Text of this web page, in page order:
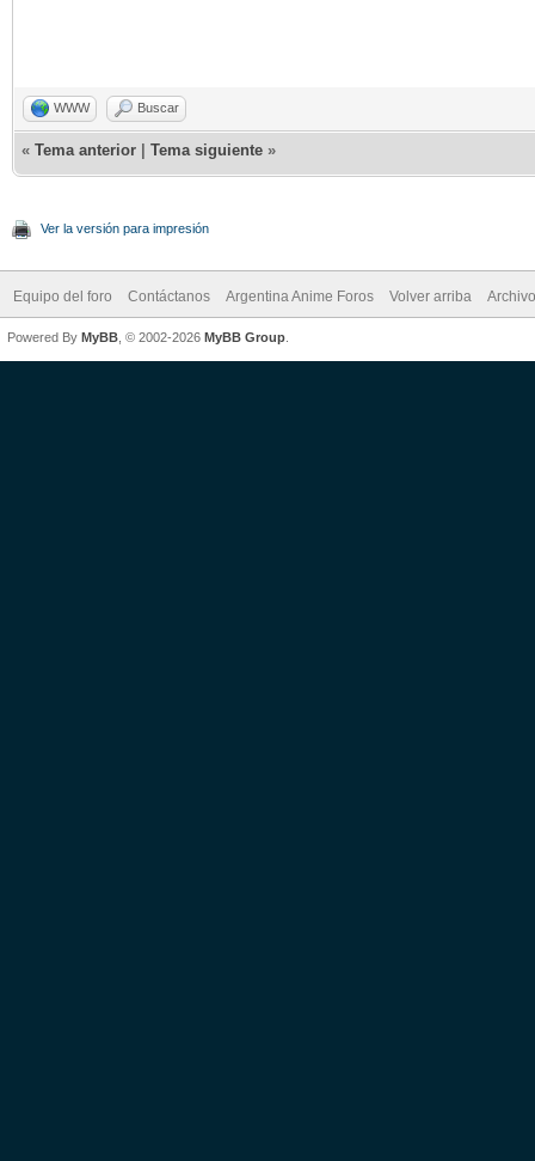
WWW Buscar
« Tema anterior Tema siguiente »
Ver la versión para impresión
Equipo del foro Contáctanos Argentina Anime Foros Volver arriba
Powered By MyBB , © 2002-2026 MyBB Group